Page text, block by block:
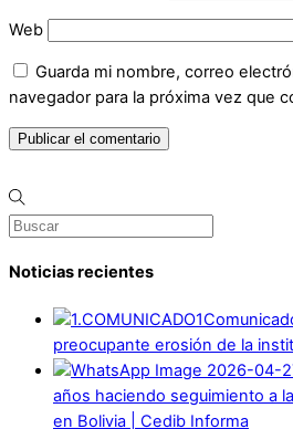
Web
Guarda mi nombre, correo
navegador para la próxima vez que
Noticias recientes
preocupante erosión de la
años haciendo seguimiento a
en Bolivia | Cedib Informa